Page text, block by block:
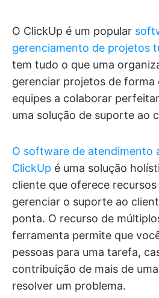
O ClickUp é um popular
gerenciamento de projetos
tem tudo o que uma
gerenciar projetos de forma
equipes a colaborar
uma solução de suporte ao
O software de atendimento
ClickUp é uma solução
cliente que oferece
gerenciar o suporte ao
ponta. O recurso de
ferramenta permite que
pessoas para uma tarefa,
contribuição de mais de
resolver um problema.